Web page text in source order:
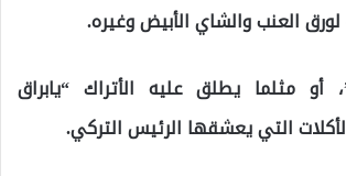
العنب والشاي الأبيض وغيره.
أو مثلما يطلق عليه الأتراك “يابراق
التي يعشقها الرئيس التركي.